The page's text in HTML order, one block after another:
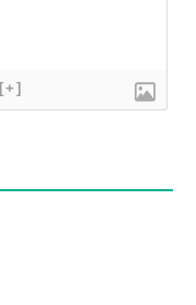
[+]